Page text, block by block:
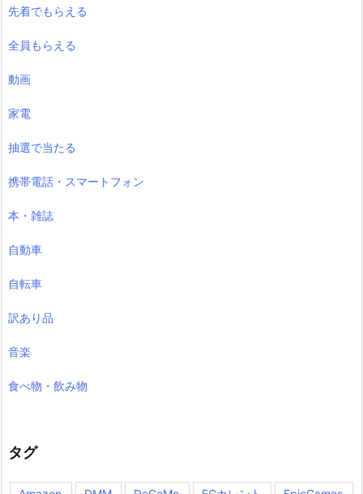
先着でもらえる
全員もらえる
動画
家電
抽選で当たる
携帯電話・スマートフォン
本・雑誌
自動車
自転車
訳あり品
音楽
食べ物・飲み物
タグ